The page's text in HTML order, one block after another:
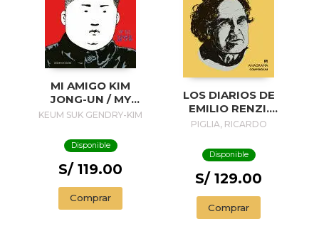
MI AMIGO KIM
JONG-UN / MY
FRIEND KIM JONG-
KEUM SUK GENDRY-KIM
Disponible
S/ 119.00
Comprar
LOS DIARIOS DE
EMILIO RENZI.
AÑOS DE
AÑOS FELICES II;
UN DIA EN LA VIDA
III
PIGLIA, RICARDO
Disponible
S/ 129.00
Comprar